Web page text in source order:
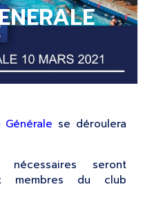
Générale se déroulera
seront
membres du club